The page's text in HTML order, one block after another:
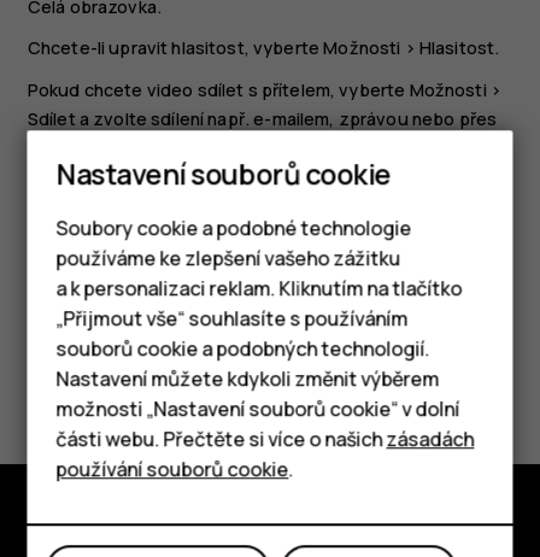
Chytré telefony
Tlačítkové telefony
Tablety
Celá obrazovka.
Chcete-li upravit hlasitost, vyberteMožnosti > Hlasitost.
Pokud chcete video sdílet s přítelem, vyberte Možnosti >
Sdíleta zvolte sdílení např. e-mailem, zprávou nebo přes
Pomohlo vám to?
Ano Ne
Prozkoumat
Nastavení souborů cookie
Soubory cookie a podobné technologie
používáme ke zlepšení vašeho zážitku
a k personalizaci reklam. Kliknutím na tlačítko
„Přijmout vše“ souhlasíte s používáním
souborů cookie a podobných technologií.
Nastavení můžete kdykoli změnit výběrem
možnosti „Nastavení souborů cookie“ v dolní
části webu. Přečtěte si více o našichzásadách
používání souborů cookie.